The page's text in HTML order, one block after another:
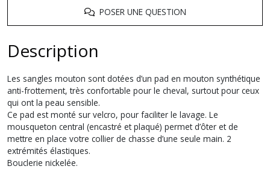
POSER UNE QUESTION
Description
Les sangles mouton sont dotées d’un pad en mouton synthétique
anti-frottement, très confortable pour le cheval, surtout pour ceux
qui ont la peau sensible.
Ce pad est monté sur velcro, pour faciliter le lavage. Le
mousqueton central (encastré et plaqué) permet d’ôter et de
mettre en place votre collier de chasse d’une seule main. 2
extrémités élastiques.
Bouclerie nickelée.